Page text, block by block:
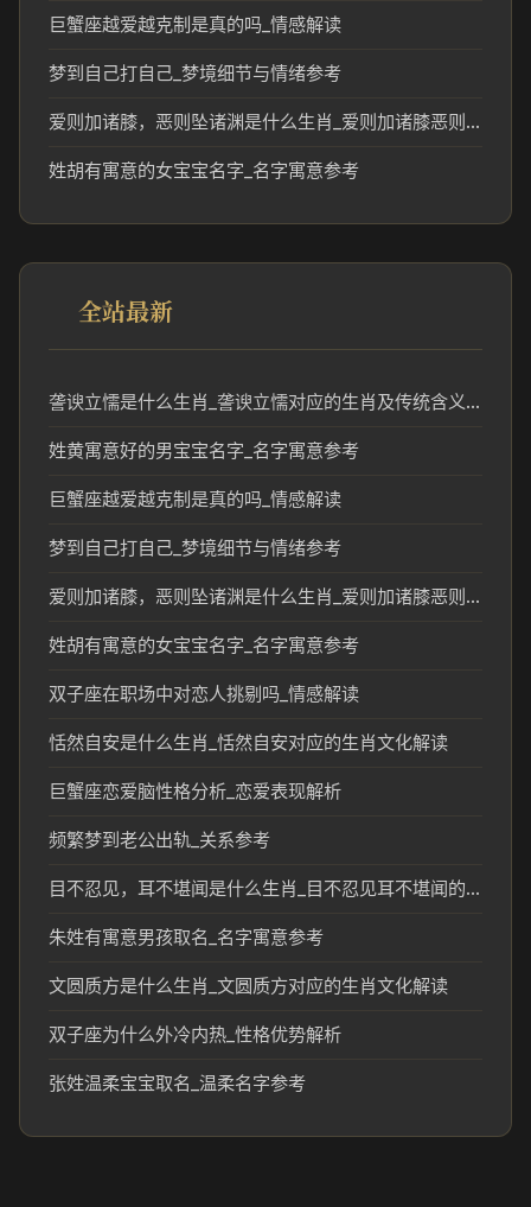
巨蟹座越爱越克制是真的吗_情感解读
梦到自己打自己_梦境细节与情绪参考
爱则加诸膝，恶则坠诸渊是什么生肖_爱则加诸膝恶则坠诸渊对应生肖解读
姓胡有寓意的女宝宝名字_名字寓意参考
全站最新
詟谀立懦是什么生肖_詟谀立懦对应的生肖及传统含义解读
姓黄寓意好的男宝宝名字_名字寓意参考
巨蟹座越爱越克制是真的吗_情感解读
梦到自己打自己_梦境细节与情绪参考
爱则加诸膝，恶则坠诸渊是什么生肖_爱则加诸膝恶则坠诸渊对应生肖解读
姓胡有寓意的女宝宝名字_名字寓意参考
双子座在职场中对恋人挑剔吗_情感解读
恬然自安是什么生肖_恬然自安对应的生肖文化解读
巨蟹座恋爱脑性格分析_恋爱表现解析
频繁梦到老公出轨_关系参考
目不忍见，耳不堪闻是什么生肖_目不忍见耳不堪闻的生肖象征及民俗解读
朱姓有寓意男孩取名_名字寓意参考
文圆质方是什么生肖_文圆质方对应的生肖文化解读
双子座为什么外冷内热_性格优势解析
张姓温柔宝宝取名_温柔名字参考